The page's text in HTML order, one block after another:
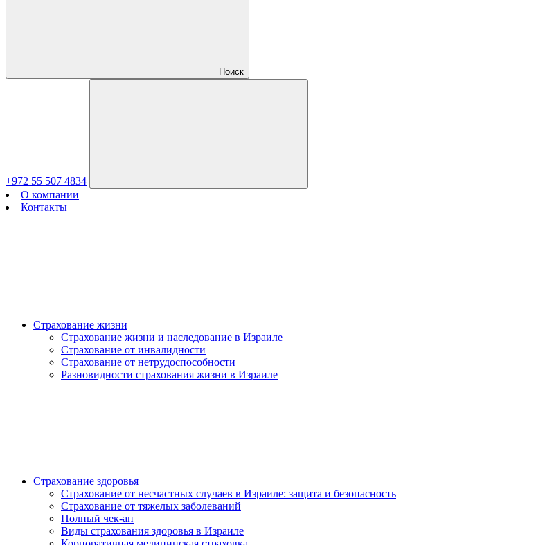
Поиск
+972 55 507 4834
О компании
Контакты
Страхование жизни
Страхование жизни и наследование в Израиле
Страхование от инвалидности
Страхование от нетрудоспособности
Разновидности страхования жизни в Израиле
Страхование здоровья
Страхование от несчастных случаев в Израиле: защита и безопасность
Страхование от тяжелых заболеваний
Полный чек-ап
Виды страхования здоровья в Израиле